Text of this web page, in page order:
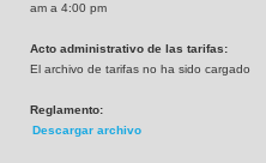
am a 4:00 pm
Acto administrativo de las tarifas:
El archivo de tarifas no ha sido cargado
Reglamento:
Descargar archivo